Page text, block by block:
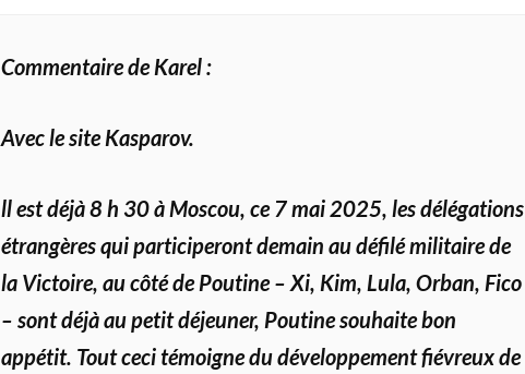
Commentaire de Karel :
Avec le site Kasparov.
ll est déjà 8 h 30 à Moscou, ce 7 mai 2025, les délégations
étrangères qui participeront demain au défilé militaire de
la Victoire, au côté de Poutine – Xi, Kim, Lula, Orban, Fico
– sont déjà au petit déjeuner, Poutine souhaite bon
appétit. Tout ceci témoigne du développement fiévreux de